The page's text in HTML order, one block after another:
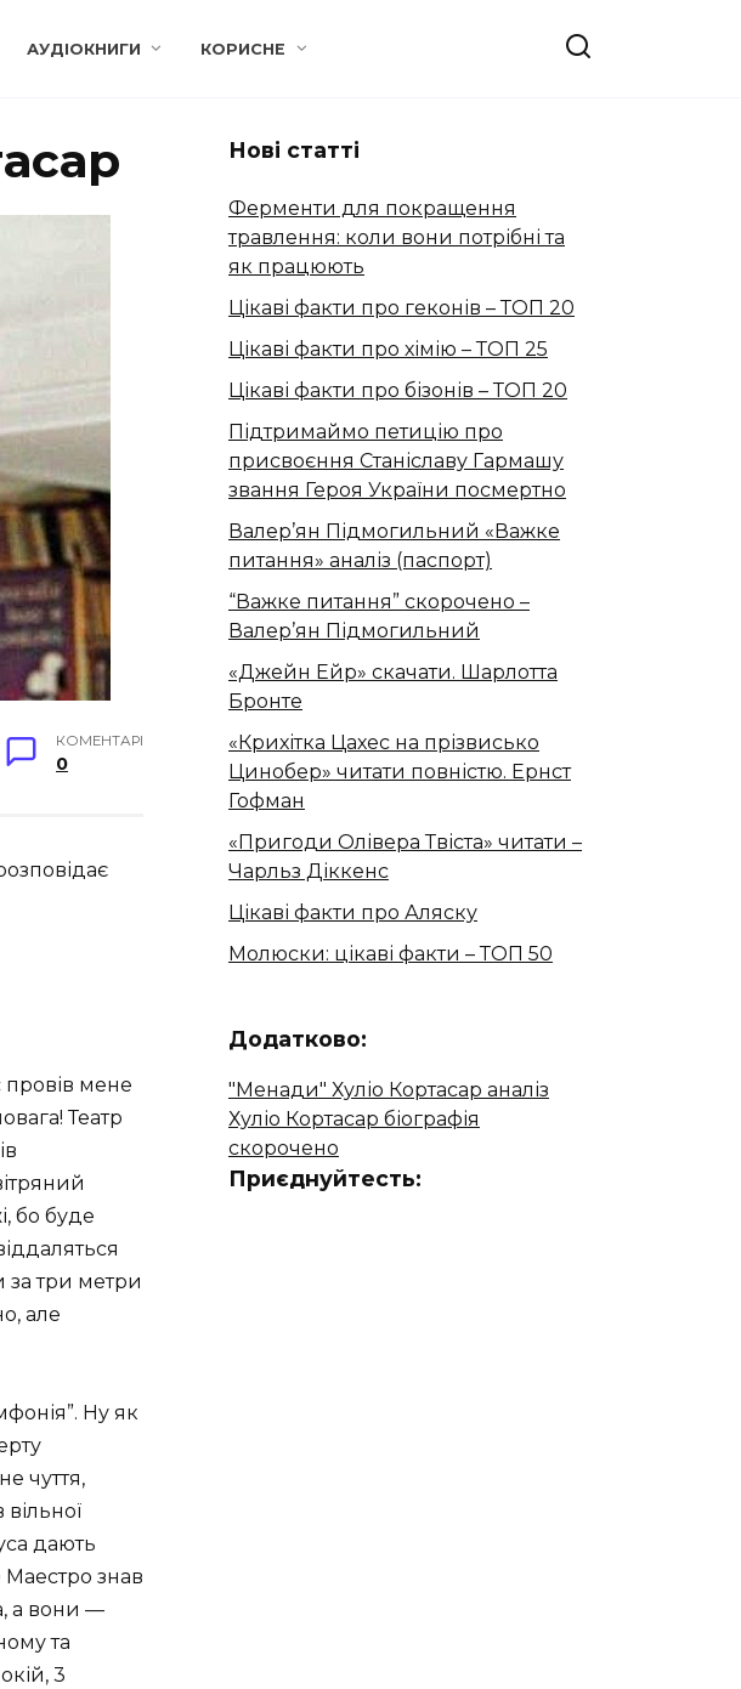
АУДІОКНИГИ КОРИСНЕ
КОМЕНТАРІ
0
мене
Театр
бо буде
за три метри
але
Ну як
чуття,
дають
Маестро знав
а вони —
та
3
Нові статті
Ферменти для покращення
травлення: коли вони потрібні та
як працюють
Цікаві факти про геконів – ТОП 20
Цікаві факти про хімію – ТОП 25
Цікаві факти про бізонів – ТОП 20
Підтримаймо петицію про
присвоєння Станіславу Гармашу
звання Героя України посмертно
Валер’ян Підмогильний «Важке
питання» аналіз (паспорт)
“Важке питання” скорочено –
Валер’ян Підмогильний
«Джейн Ейр» скачати. Шарлотта
Бронте
«Крихітка Цахес на прізвисько
Цинобер» читати повністю. Ернст
Гофман
«Пригоди Олівера Твіста» читати –
Чарльз Діккенс
Цікаві факти про Аляску
Молюски: цікаві факти – ТОП 50
Додатково:
"Менади" Хуліо Кортасар аналіз
Хуліо Кортасар біографія
скорочено
Приєднуйтесть: